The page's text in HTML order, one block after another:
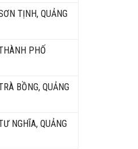
TỊNH, QUẢNG
PHỐ
BỒNG, QUẢNG
NGHĨA, QUẢNG